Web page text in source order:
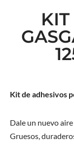
Kit de adhesivos
Dale un nuevo
Gruesos,